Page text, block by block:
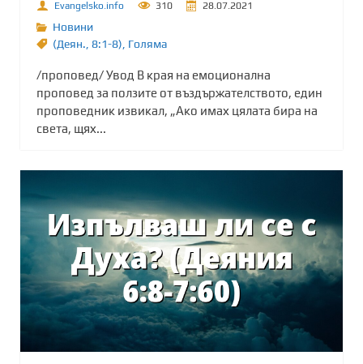
Evangelsko.info 310 28.07.2021
Новини
(Деян. 8:1-8) Голяма
/проповед/ Увод В края на емоционална
проповед за ползите от въздържателството, един
проповедник извикал, „Ако имах цялата бира на
света, щях...